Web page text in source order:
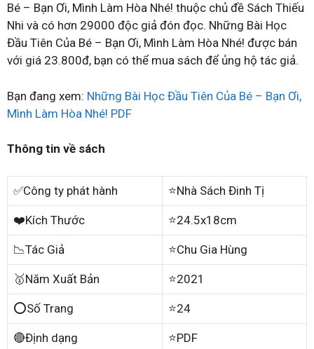
Bé – Bạn Ơi, Mình Làm Hòa Nhé! thuộc chủ đề Sách Thiếu
Nhi và có hơn 29000 độc giả đón đọc. Những Bài Học
Đầu Tiên Của Bé – Bạn Ơi, Mình Làm Hòa Nhé! được bán
với giá 23.800đ, bạn có thể mua sách để ủng hộ tác giả.
Bạn đang xem: Những Bài Học Đầu Tiên Của Bé – Bạn Ơi,
Mình Làm Hòa Nhé! PDF
Thông tin về sách
✅Công ty phát hành ⭐Nhà Sách Đinh Tị
❤️Kích Thước ⭐24.5x18cm
📉Tác Giả ⭐Chu Gia Hùng
🥇Năm Xuất Bản ⭐2021
⭕Số Trang ⭐24
🔴Định dạng ⭐PDF